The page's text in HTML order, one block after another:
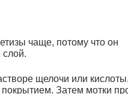
чаще, потому что он
слой.
щелочи или
Затем мотки